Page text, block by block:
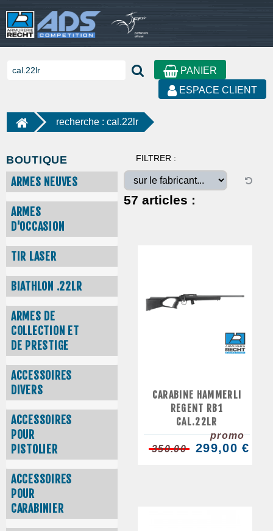
PANIER
ESPACE CLIENT
recherche : cal.22lr
BOUTIQUE
ARMES NEUVES
ARMES
D'OCCASION
TIR LASER
BIATHLON .22LR
ARMES DE
COLLECTION ET
DE PRESTIGE
ACCESSOIRES
DIVERS
ACCESSOIRES
POUR
PISTOLIER
ACCESSOIRES
POUR
CARABINIER
FILTRER :
57 articles :
CARABINE HAMMERLI
REGENT RB1
CAL.22LR
promo
350.00
299,00 €